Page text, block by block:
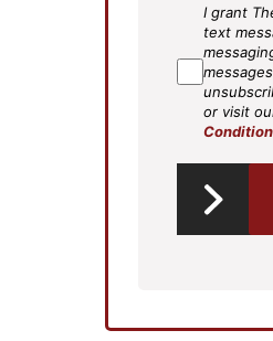
SMS
Agree
I grant
text
or visit